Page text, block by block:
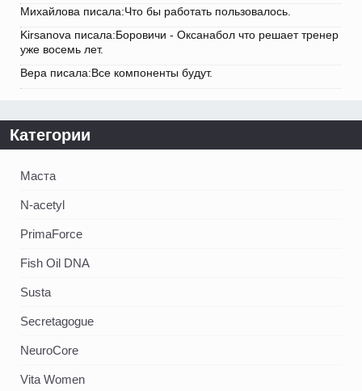
Михайлова писала:Что бы работать пользовалось.
Kirsanova писала:Боровичи - Оксанабол что решает тренер
уже восемь лет.
Вера писала:Все компоненты будут.
Категории
Маста
N-acetyl
PrimaForce
Fish Oil DNA
Susta
Secretagogue
NeuroCore
Vita Women